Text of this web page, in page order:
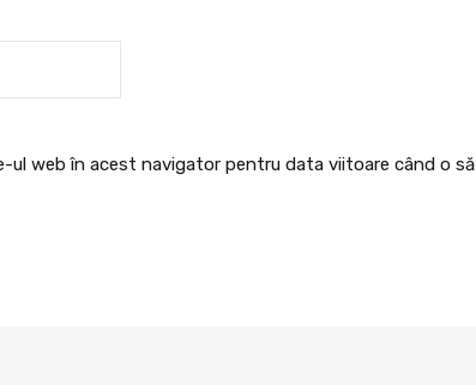
ul web în acest navigator pentru data viitoare când o să